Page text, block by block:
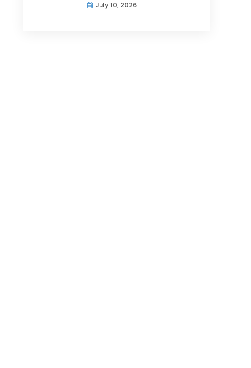
July 10, 2026